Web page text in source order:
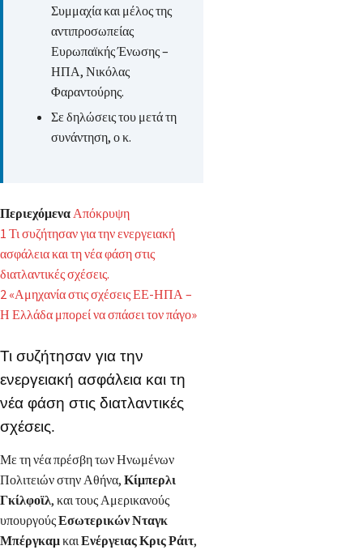
Συμμαχία και μέλος της
αντιπροσωπείας
Ευρωπαϊκής Ένωσης –
ΗΠΑ, Νικόλας
Φαραντούρης.
Σε δηλώσεις του μετά τη
συνάντηση, ο κ.
ΠεριεχόμεναΑπόκρυψη
1 Τι συζήτησαν για την ενεργειακή
ασφάλεια και τη νέα φάση στις
διατλαντικές σχέσεις.
2 «Αμηχανία στις σχέσεις ΕΕ-ΗΠΑ –
Η Ελλάδα μπορεί να σπάσει τον πάγο»
Τι συζήτησαν για την
ενεργειακή ασφάλεια και τη
νέα φάση στις διατλαντικές
σχέσεις.
Με τη νέα πρέσβη των Ηνωμένων
Πολιτειών στην Αθήνα, Κίμπερλι
Γκίλφοϊλ, και τους Αμερικανούς
υπουργούςΕσωτερικών Νταγκ
ΜπέργκαμκαιΕνέργειας Κρις Ράιτ,